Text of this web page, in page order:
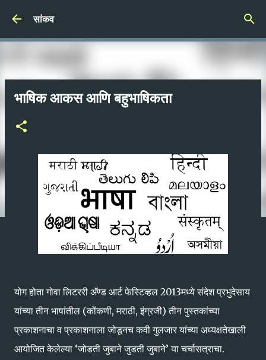
सांकव
भाषिक आकस आणि बहुभाषिकता
योग होता गोवा लिटररी अ‍ॅण्ड आर्ट फेस्टिव्हल 2013मध्ये संदेश प्रभुदेसाय
यांच्या तीन भाषांतील (कोंकणी, मराठी, इंग्रजी) तीन पुस्तकांच्या
प्रकाशनाचा व प्रकाशनाला जोडूनच कवी गुलजार यांच्या अध्यक्षतेखाली
आयोजित केलेल्या ‘जोडती जुबाने जुडती जुबाने’ या चर्चासत्राचा.